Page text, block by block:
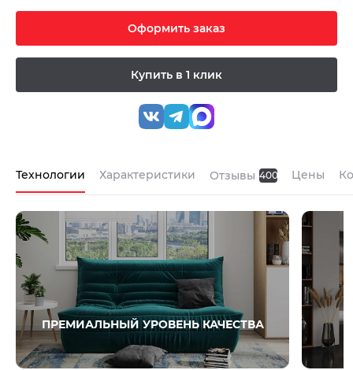
Оформить заказ
Купить в 1 клик
Технологии Характеристики Отзывы 400 Цены
ПРЕМИАЛЬНЫЙ УРОВЕНЬ КАЧЕСТВА